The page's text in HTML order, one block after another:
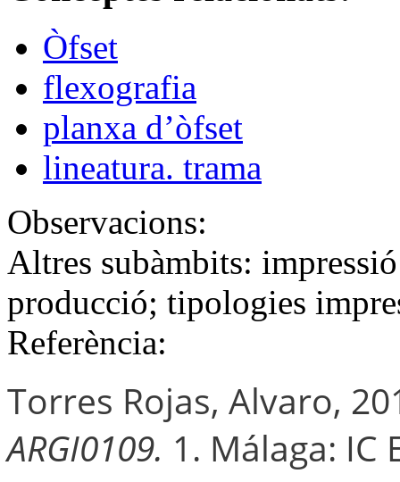
Òfset
flexografia
planxa d’òfset
lineatura. trama
Observacions:
Altres subàmbits:
producció; tipologies
Referència:
Torres Rojas, Alvaro,
ARGI0109. 1. Málaga: IC